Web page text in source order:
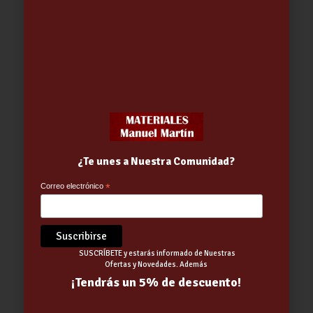
Tabla de cortar – PEQUEÑA BLANCO
¿Te unes a Nuestra Comunidad?
Correo electrónico*
SUSCRÍBETE y estarás informado de Nuestras
Ofertas y Novedades. Además
¡Tendrás un 5% de descuento!